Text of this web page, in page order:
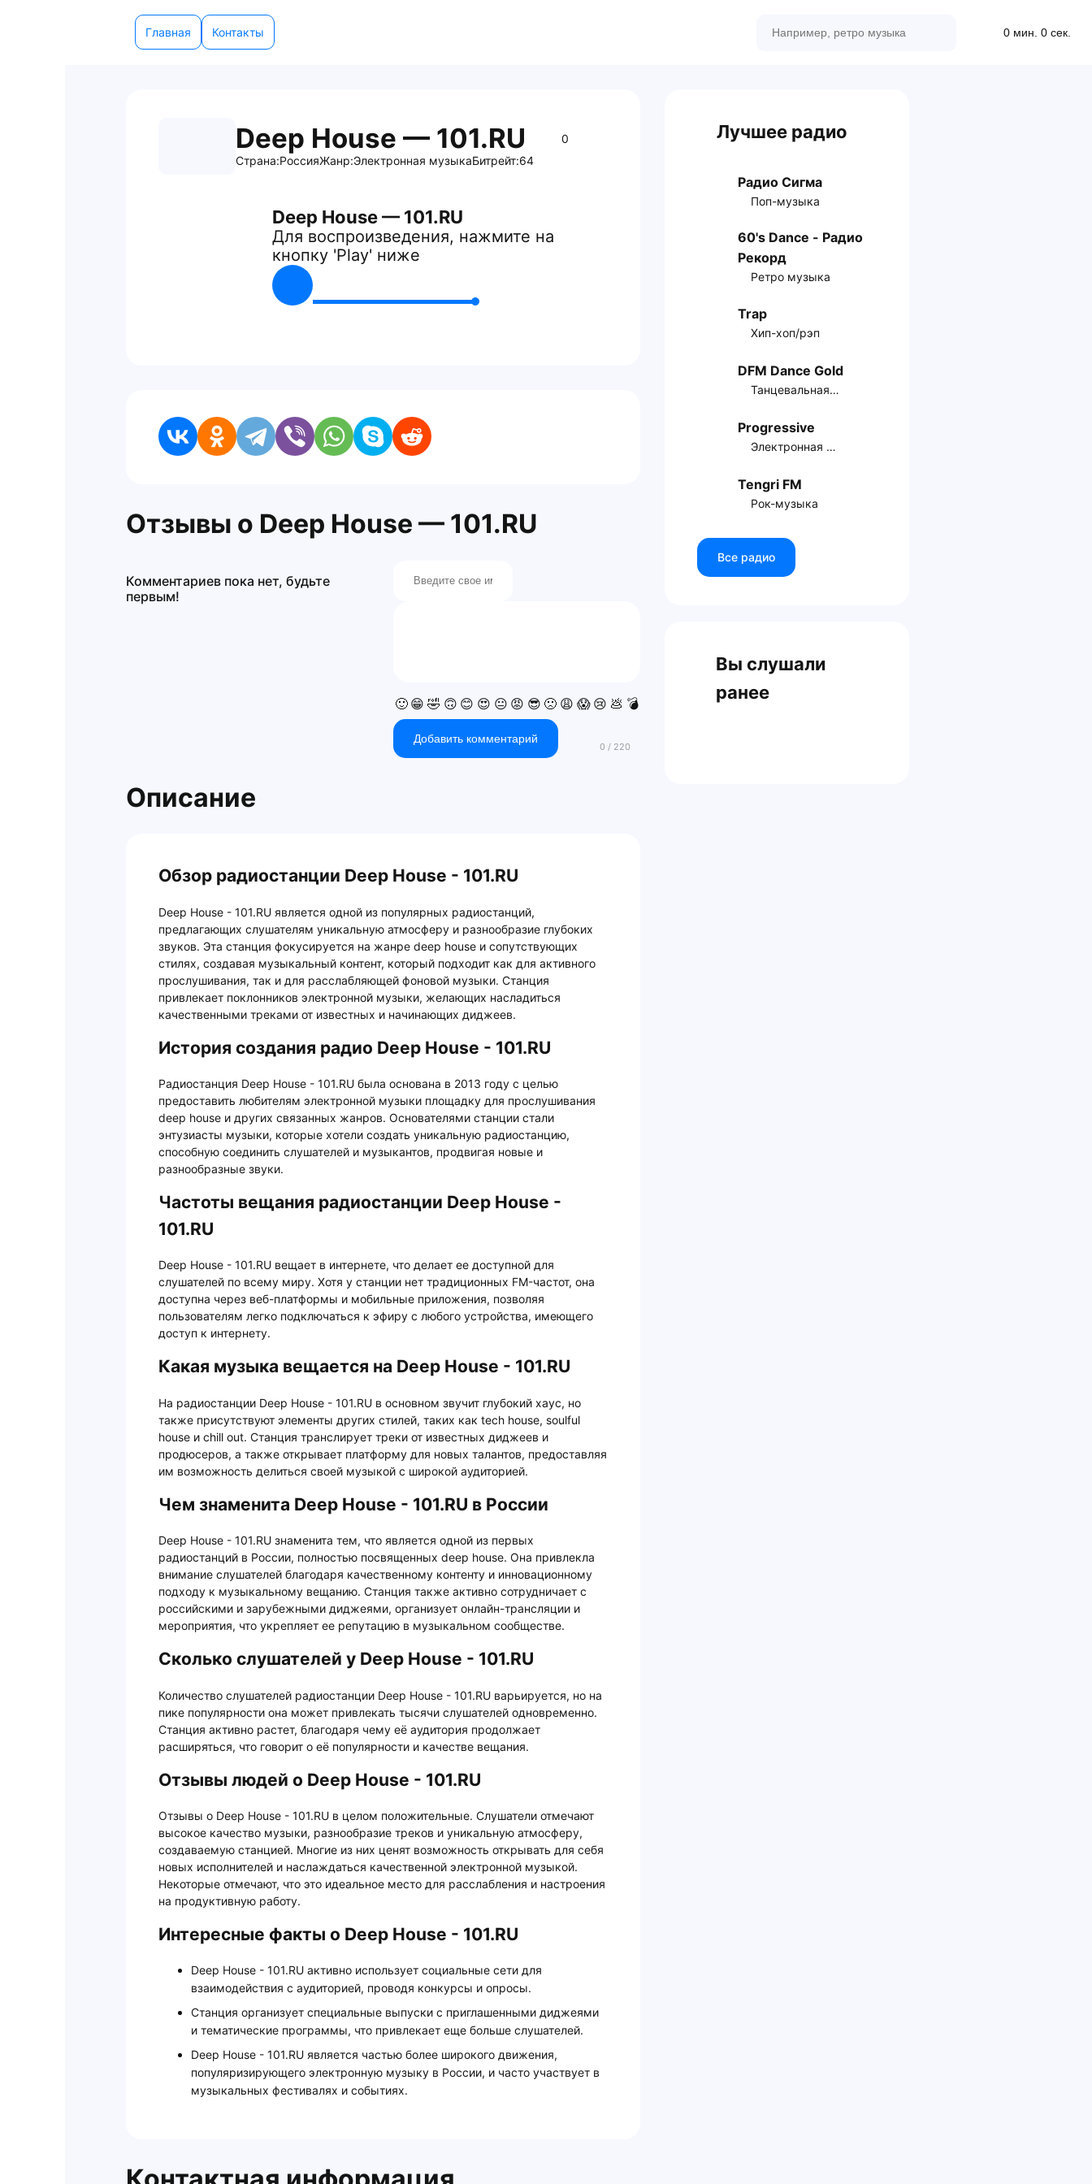
Главная Контакты 0 мин. 0 сек.
Deep House — 101.RU
0
Страна:РоссияЖанр:Электронная музыкаБитрейт:64
Deep House — 101.RU
Для воспроизведения, нажмите на
кнопку 'Play' ниже
Отзывы о Deep House — 101.RU
🙂 😁 🤣 🙃 😊 😍 😐 😡 😎 🙁 😩 😱 😢 💩 💣
Добавить комментарий
Комментариев пока нет, будьте
первым!
Описание
Обзор радиостанции Deep House - 101.RU
Deep House - 101.RU является одной из популярных радиостанций,
предлагающих слушателям уникальную атмосферу и разнообразие глубоких
звуков. Эта станция фокусируется на жанре deep house и сопутствующих
стилях, создавая музыкальный контент, который подходит как для активного
прослушивания, так и для расслабляющей фоновой музыки. Станция
привлекает поклонников электронной музыки, желающих насладиться
качественными треками от известных и начинающих диджеев.
История создания радио Deep House - 101.RU
Радиостанция Deep House - 101.RU была основана в 2013 году с целью
предоставить любителям электронной музыки площадку для прослушивания
deep house и других связанных жанров. Основателями станции стали
энтузиасты музыки, которые хотели создать уникальную радиостанцию,
способную соединить слушателей и музыкантов, продвигая новые и
разнообразные звуки.
Частоты вещания радиостанции Deep House -
101.RU
Deep House - 101.RU вещает в интернете, что делает ее доступной для
слушателей по всему миру. Хотя у станции нет традиционных FM-частот, она
доступна через веб-платформы и мобильные приложения, позволяя
пользователям легко подключаться к эфиру с любого устройства, имеющего
доступ к интернету.
Какая музыка вещается на Deep House - 101.RU
На радиостанции Deep House - 101.RU в основном звучит глубокий хаус, но
также присутствуют элементы других стилей, таких как tech house, soulful
house и chill out. Станция транслирует треки от известных диджеев и
продюсеров, а также открывает платформу для новых талантов, предоставляя
им возможность делиться своей музыкой с широкой аудиторией.
Чем знаменита Deep House - 101.RU в России
Deep House - 101.RU знаменита тем, что является одной из первых
радиостанций в России, полностью посвященных deep house. Она привлекла
внимание слушателей благодаря качественному контенту и инновационному
подходу к музыкальному вещанию. Станция также активно сотрудничает с
российскими и зарубежными диджеями, организует онлайн-трансляции и
мероприятия, что укрепляет ее репутацию в музыкальном сообществе.
Сколько слушателей у Deep House - 101.RU
Количество слушателей радиостанции Deep House - 101.RU варьируется, но на
пике популярности она может привлекать тысячи слушателей одновременно.
Станция активно растет, благодаря чему её аудитория продолжает
расширяться, что говорит о её популярности и качестве вещания.
Отзывы людей о Deep House - 101.RU
Отзывы о Deep House - 101.RU в целом положительные. Слушатели отмечают
высокое качество музыки, разнообразие треков и уникальную атмосферу,
создаваемую станцией. Многие из них ценят возможность открывать для себя
новых исполнителей и наслаждаться качественной электронной музыкой.
Некоторые отмечают, что это идеальное место для расслабления и настроения
на продуктивную работу.
Интересные факты о Deep House - 101.RU
Deep House - 101.RU активно использует социальные сети для
взаимодействия с аудиторией, проводя конкурсы и опросы.
Станция организует специальные выпуски с приглашенными диджеями
и тематические программы, что привлекает еще больше слушателей.
Deep House - 101.RU является частью более широкого движения,
популяризирующего электронную музыку в России, и часто участвует в
музыкальных фестивалях и событиях.
Лучшее радио
Радио Сигма
Поп-музыка
60's Dance - Радио
Рекорд
Ретро музыка
Trap
Хип-хоп/рэп
DFM Dance Gold
Танцевальная музыка
Progressive
Электронная музыка
Tengri FM
Рок-музыка
Все радио
Вы слушали
ранее